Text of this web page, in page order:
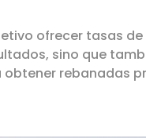
ofrecer tasas
sino que
rebanadas